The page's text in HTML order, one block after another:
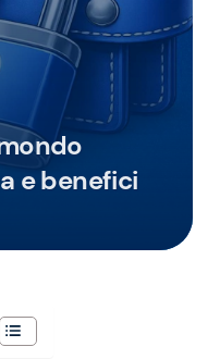
e benefici